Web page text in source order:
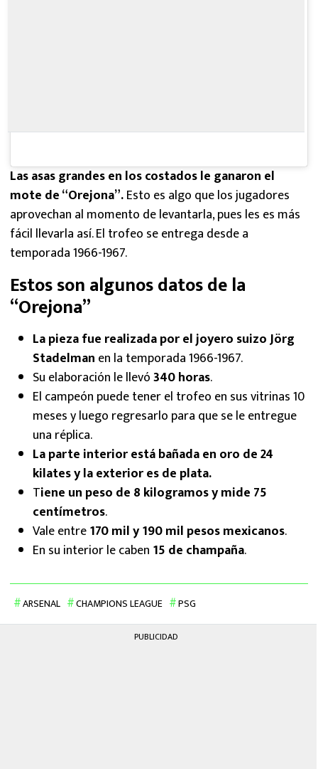
Las asas grandes en los costados le ganaron el
mote de “Orejona”.Esto es algo que los jugadores
aprovechan al momento de levantarla, pues les es más
fácil llevarla así. El trofeo se entrega desde a
temporada 1966-1967.
Estos son algunos datos de la
“Orejona”
La pieza fue realizada por el joyero suizo Jörg
Stadelman en la temporada 1966-1967.
Su elaboración le llevó340 horas.
El campeón puede tener el trofeo en sus vitrinas 10
meses y luego regresarlo para que se le entregue
una réplica.
La parte interior está bañada en oro de 24
kilates y la exterior es de plata.
Tiene un peso de 8 kilogramos y mide 75
centímetros.
Vale entre170 mil y 190 mil pesos mexicanos.
En su interior le caben 15 de champaña.
ARSENAL CHAMPIONS LEAGUE PSG
PUBLICIDAD